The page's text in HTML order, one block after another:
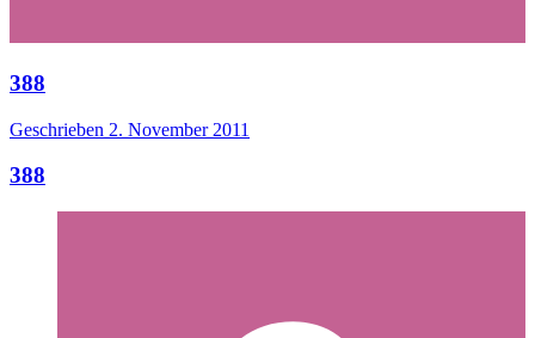
388
Geschrieben 2. November 2011
388